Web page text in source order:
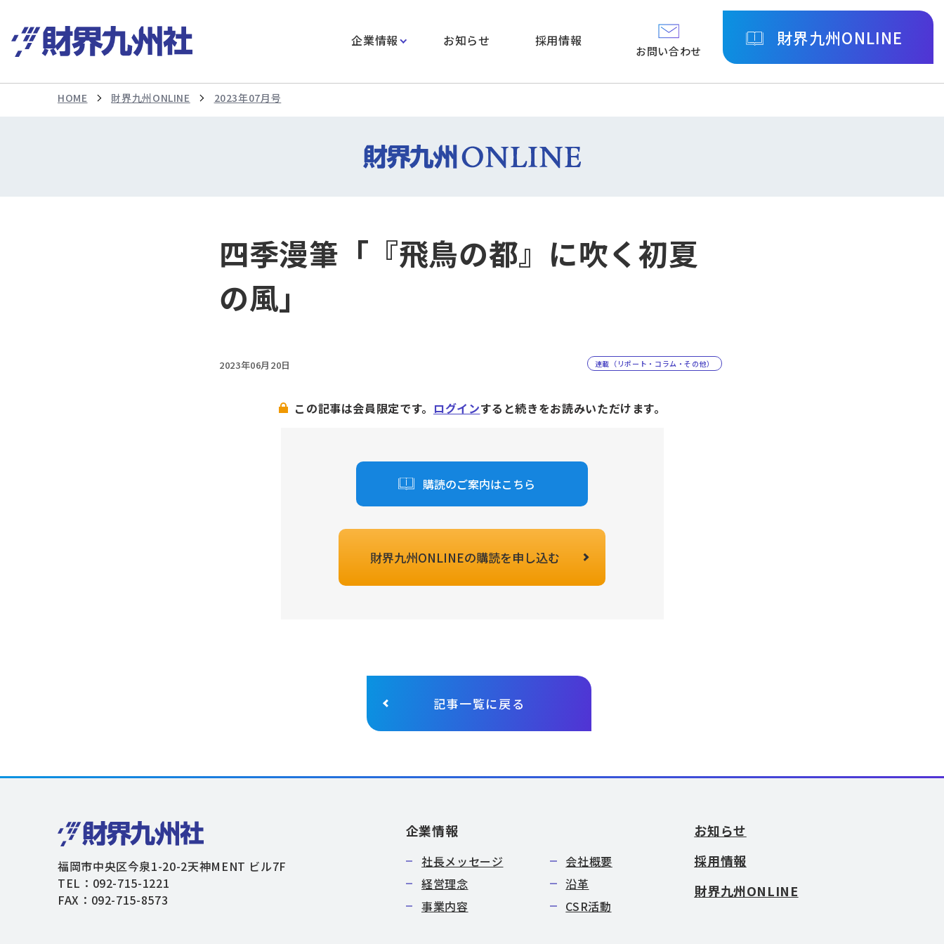
企業情報 お知らせ 採用情報
お問い合わせ
財界九州ONLINE
HOME 財界九州ONLINE 2023年07月号
四季漫筆「『飛鳥の都』に吹く初夏
の風」
2023年06月20日 連載（リポート・コラム・その他）
この記事は会員限定です。 ログインすると続きをお読みいただけます。
購読のご案内はこちら
財界九州ONLINEの購読を申し込む
記事一覧に戻る
福岡市中央区今泉1-20-2天神MENT ビル7F
TEL：092-715-1221
FAX：092-715-8573
企業情報
社長メッセージ
会社概要
経営理念
沿革
事業内容
CSR活動
お知らせ
採用情報
財界九州ONLINE